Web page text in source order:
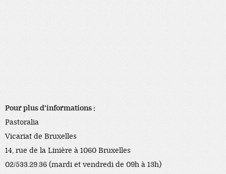
Pour plus d’informations :
Pastoralia
Vicariat de Bruxelles
14, rue de la Linière à 1060 Bruxelles
02/533.29.36 (mardi et vendredi de 09h à 13h)